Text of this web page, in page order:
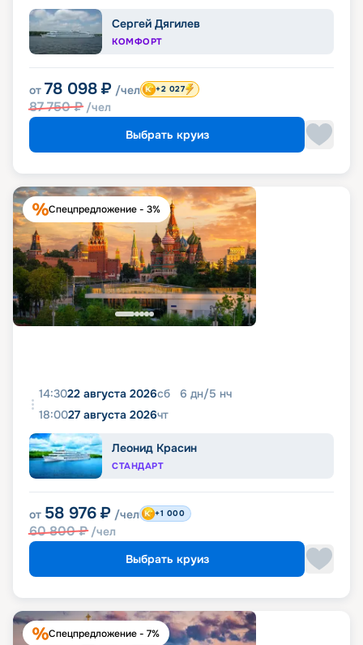
Сергей Дягилев
КОМФОРТ
от 78 098 ₽ /чел
87 750₽ /чел
+2 027
Выбрать круиз
Спецпредложение - 3%
14:3022 августа 2026сб 6 дн/5 нч
18:0027 августа 2026чт
Леонид Красин
СТАНДАРТ
от 58 976 ₽ /чел
60 800₽ /чел
+1 000
Выбрать круиз
Спецпредложение - 7%